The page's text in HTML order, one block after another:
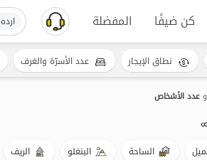
كن ضيفًا المفضلة ارده
عدد الأشخاص
الساحة البنغلو الريف
نطاق الإيجار عدد الأسرّة والغرف